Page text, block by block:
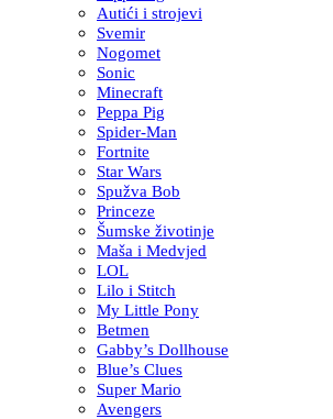
Autići i strojevi
Svemir
Nogomet
Sonic
Minecraft
Peppa Pig
Spider-Man
Fortnite
Star Wars
Spužva Bob
Princeze
Šumske životinje
Maša i Medvjed
LOL
Lilo i Stitch
My Little Pony
Betmen
Gabby’s Dollhouse
Blue’s Clues
Super Mario
Avengers